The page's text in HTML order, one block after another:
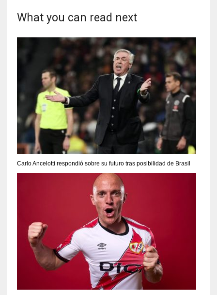
What you can read next
Carlo Ancelotti respondió sobre su futuro tras posibilidad de Brasil